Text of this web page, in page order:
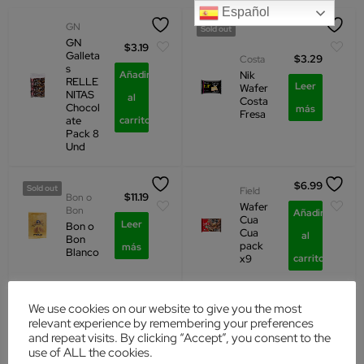
GN
GN
Galleta
s
RELLE
NITAS
Chocol
ate
Pack 8
Und
$3.19
Añadir
al
carrito
Sold out
Costa
Nik
Wafer
Costa
Fresa
$3.29
Leer
más
Sold out
Bon o
Bon
Bon o
Bon
Blanco
$11.19
Leer
más
Field
Wafer
Cua
Cua
pack
x9
$6.99
Añadir
al
carrito
Sold out Costa
Galleta
s
Rellena
s con
$5.69
Sold out
Field $4.39
We use cookies on our website to give you the most
relevant experience by remembering your preferences
and repeat visits. By clicking “Accept”, you consent to the
use of ALL the cookies.
Español